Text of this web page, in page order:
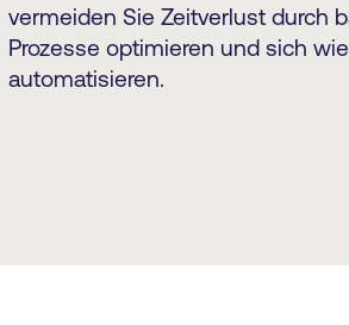
vermeiden Sie Zeitverlust durch
Prozesse optimieren und sich
automatisieren.